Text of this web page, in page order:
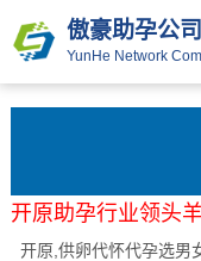
傲豪助孕公司
YunHe Network
开原助孕行业领头羊
开原,供卵代怀代孕选男